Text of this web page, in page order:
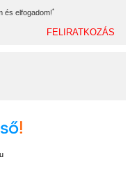
és elfogadom!*